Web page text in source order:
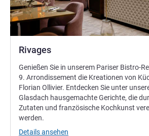
Rivages
Genießen Sie in unserem Pariser Bistro-
9. Arrondissement die Kreationen von
Florian Ollivier. Entdecken Sie unter
Glasdach hausgemachte Gerichte, die
Zutaten und französische Kochkunst
werden.
Details ansehen